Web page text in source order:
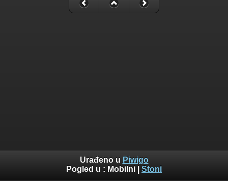
Urađeno u Piwigo
Pogled u : Mobilni Stoni